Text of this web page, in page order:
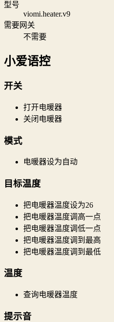
型号
viomi.heater.v9
需要网关
不需要
小爱语控
开关
打开电暖器
关闭电暖器
模式
电暖器设为自动
目标温度
把电暖器温度设为26
把电暖器温度调高一点
把电暖器温度调低一点
把电暖器温度调到最高
把电暖器温度调到最低
温度
查询电暖器温度
提示音